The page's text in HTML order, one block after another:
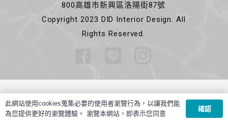
800高雄市新興區洛陽街87號
Copyright 2023 DID Interior Design. All
Rights Reserved.
此網站使用cookies蒐集必要的使用者瀏覽行為，以讓我們能
為您提供更好的瀏覽體驗。 瀏覽本網站，即表示您同意
確認